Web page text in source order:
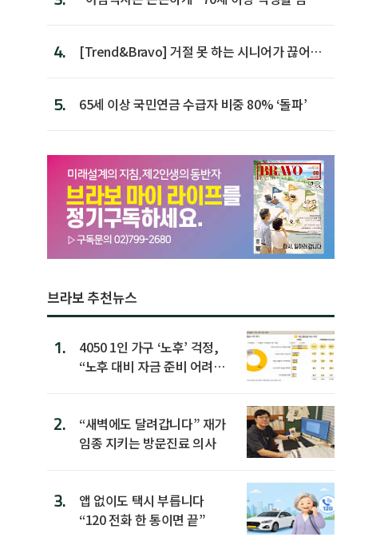
4.
[Trend&Bravo] 거절 못 하는 시니어가 끊어야
5. 65세 이상 국민연금 수급자 비중 80% ‘돌파’
브라보 추천뉴스
1.
4050 1인 가구 ‘노후’ 걱정,
“노후 대비 자금 준비 어려
2.
“새벽에도 달려갑니다” 재가
임종 지키는 방문진료 의사
3.
앱 없이도 택시 부릅니다
“120 전화 한 통이면 끝”